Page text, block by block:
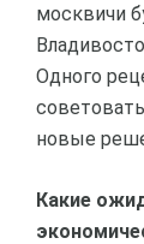
москвичи
Одного
новые
Какие